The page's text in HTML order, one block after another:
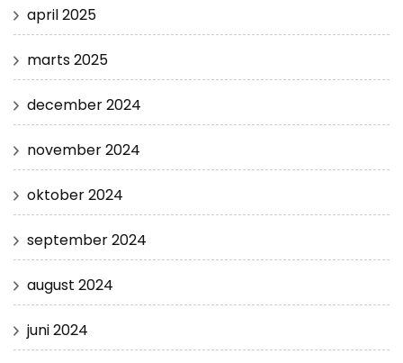
april 2025
marts 2025
december 2024
november 2024
oktober 2024
september 2024
august 2024
juni 2024